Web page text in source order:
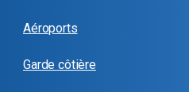
Aéroports
Garde côtière